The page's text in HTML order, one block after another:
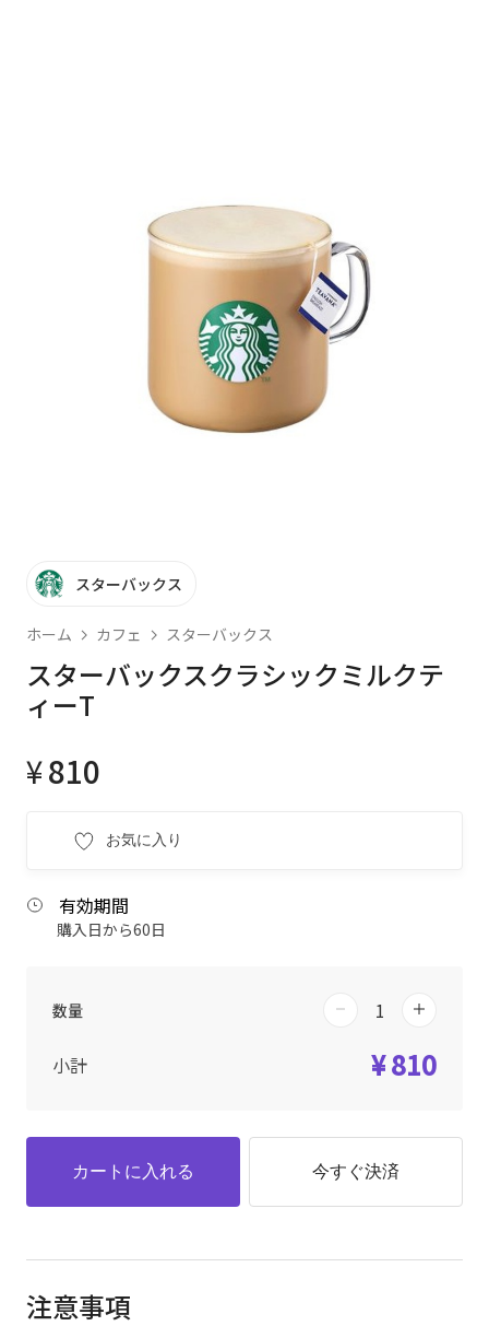
スターバックス
ホーム カフェ スターバックス
スターバックスクラシックミルクテ
ィーT
¥810
お気に入り
有効期間
購入日から60日
数量
小計 ¥ 810
カートに入れる 今すぐ決済
注意事項